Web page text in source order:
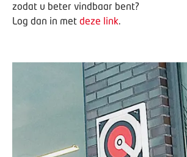
zodat u beter vindbaar bent?
Log dan in met deze link.